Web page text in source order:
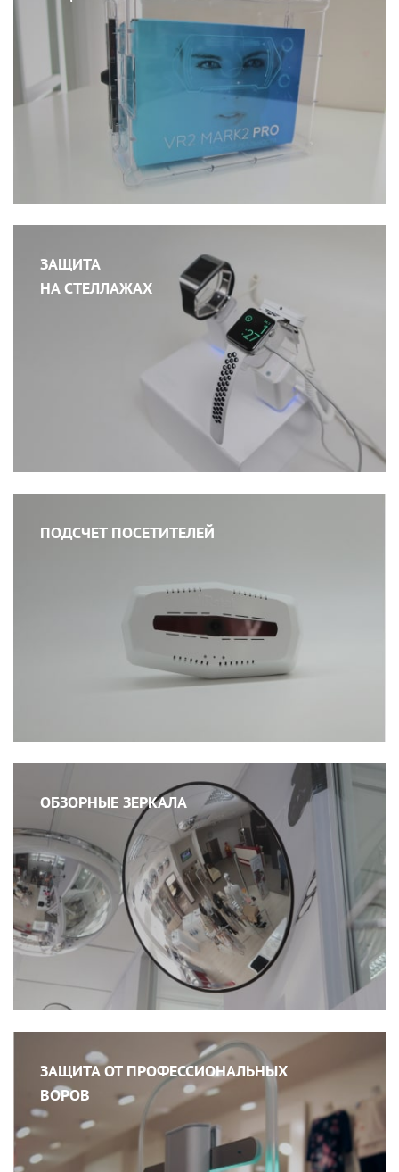
ЗАЩИТА
НА СТЕЛЛАЖАХ
ПОДСЧЕТ ПОСЕТИТЕЛЕЙ
ОБЗОРНЫЕ ЗЕРКАЛА
ЗАЩИТА ОТ ПРОФЕССИОНАЛЬНЫХ
ВОРОВ